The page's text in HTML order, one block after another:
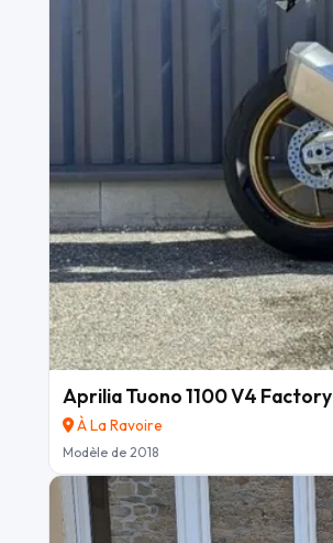
Aprilia Tuono 1100 V4 Factory
À La Ravoire
Modèle de 2018